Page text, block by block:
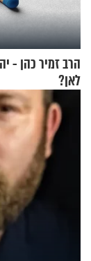
הרב זמיר כהן -
לאן?